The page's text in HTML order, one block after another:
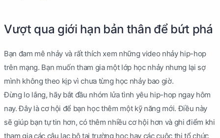
Vượt qua giới hạn bản thân để bứt phá
Bạn đam mê nhảy và rất thích xem những video nhảy hip-hop
trên mạng. Bạn muốn tham gia một lớp học nhảy nhưng lại sợ
mình không theo kịp vì chưa từng học nhảy bao giờ.
Đừng lo lắng, hãy bắt đầu nhóm lửa tình yêu hip-hop ngay hôm
nay. Đây là cơ hội để bạn học thêm một kỹ năng mới. Điều này
sẽ giúp bạn tự tin hơn, có thêm nhiều cơ hội hơn và ghi điểm khi
tham gia các câu lạc bộ tại trường học hay các cuộc thi tổ chức